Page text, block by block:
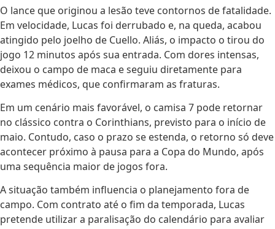
O lance que originou a lesão teve contornos de fatalidade.
Em velocidade, Lucas foi derrubado e, na queda, acabou
atingido pelo joelho de Cuello. Aliás, o impacto o tirou do
jogo 12 minutos após sua entrada. Com dores intensas,
deixou o campo de maca e seguiu diretamente para
exames médicos, que confirmaram as fraturas.
Em um cenário mais favorável, o camisa 7 pode retornar
no clássico contra o Corinthians, previsto para o início de
maio. Contudo, caso o prazo se estenda, o retorno só deve
acontecer próximo à pausa para a Copa do Mundo, após
uma sequência maior de jogos fora.
A situação também influencia o planejamento fora de
campo. Com contrato até o fim da temporada, Lucas
pretende utilizar a paralisação do calendário para avaliar